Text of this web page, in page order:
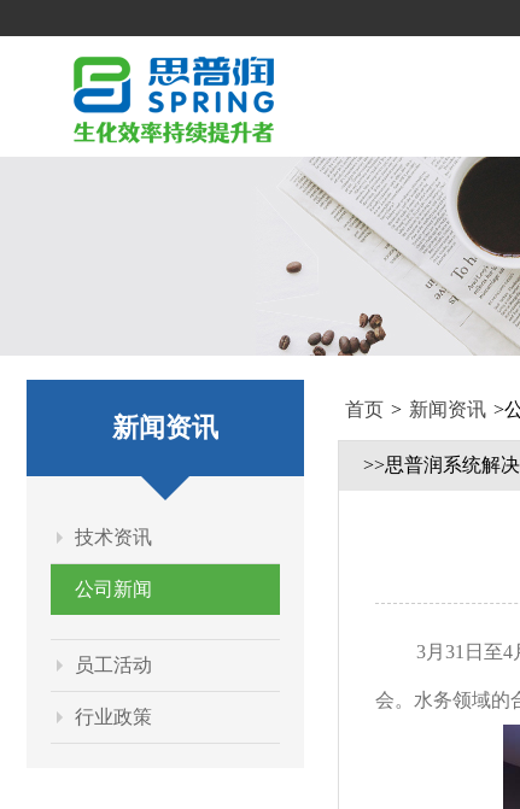
新闻资讯
技术资讯
公司新闻
员工活动
行业政策
首页 > 新闻资讯 >
>>思普润系统解
3月31日至
会。水务领域的